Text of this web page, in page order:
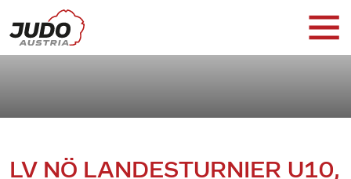
LV NÖ LANDESTURNIER U10,